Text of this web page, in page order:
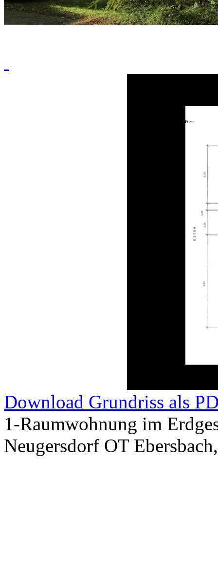
Download Grundriss als
1-Raumwohnung im
Neugersdorf OT